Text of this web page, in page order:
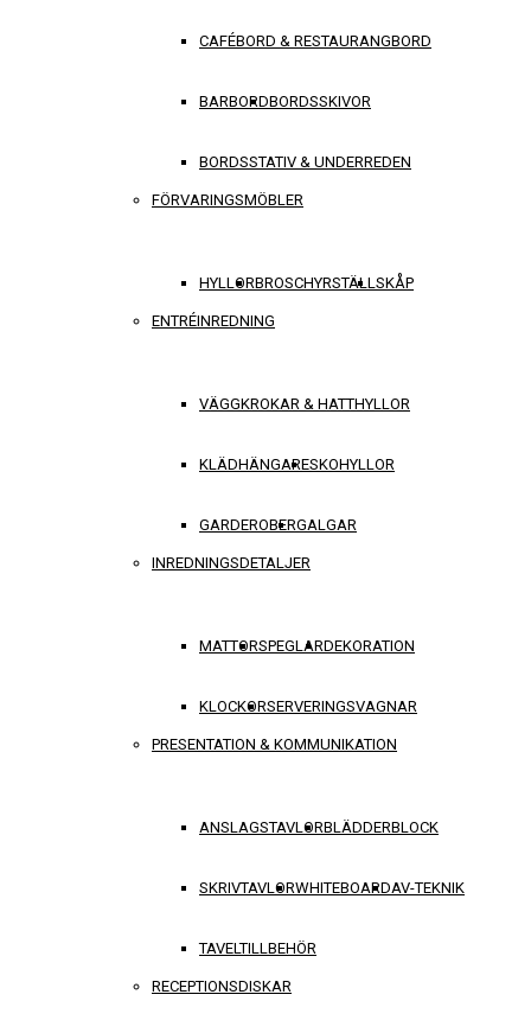
CAFÉBORD & RESTAURANGBORD
BARBORDBORDSSKIVOR
BORDSSTATIV & UNDERREDEN
FÖRVARINGSMÖBLER
HYLLORBROSCHYRSTÄLLSKÅP
ENTRÉINREDNING
VÄGGKROKAR & HATTHYLLOR
KLÄDHÄNGARESKOHYLLOR
GARDEROBERGALGAR
INREDNINGSDETALJER
MATTORSPEGLARDEKORATION
KLOCKORSERVERINGSVAGNAR
PRESENTATION & KOMMUNIKATION
ANSLAGSTAVLORBLÄDDERBLOCK
SKRIVTAVLORWHITEBOARDAV-TEKNIK
TAVELTILLBEHÖR
RECEPTIONSDISKAR